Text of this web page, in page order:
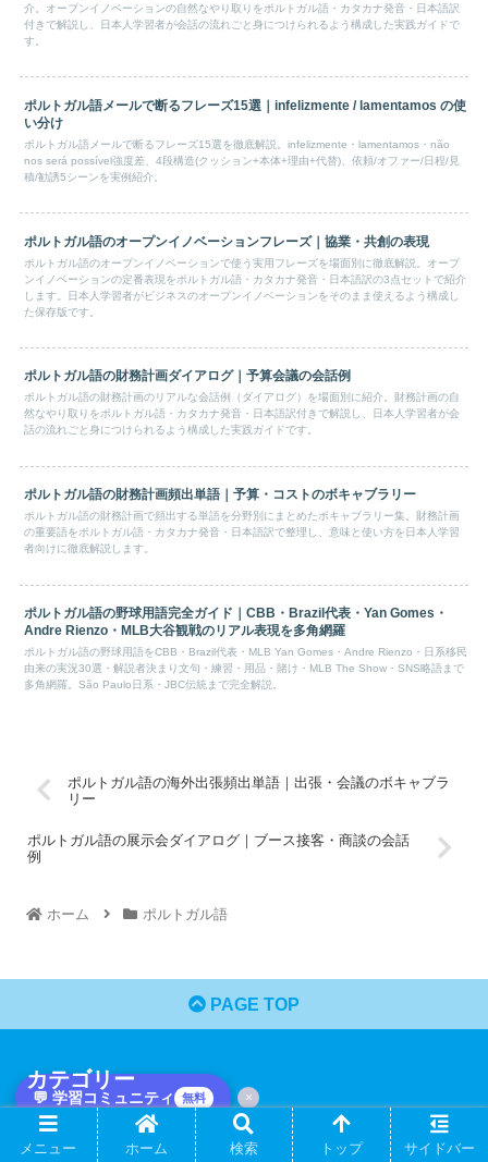
💬 学習コミュニティ 無料 ×
介。オープンイノベーションの自然なやり取りをポルトガル語・カタカナ発音・日本語訳
付きで解説し、日本人学習者が会話の流れごと身につけられるよう構成した実践ガイドで
す。
ポルトガル語メールで断るフレーズ15選｜infelizmente / lamentamos の使
い分け
ポルトガル語メールで断るフレーズ15選を徹底解説。infelizmente・lamentamos・não
nos será possível強度差、4段構造(クッション+本体+理由+代替)、依頼/オファー/日程/見
積/勧誘5シーンを実例紹介。
ポルトガル語のオープンイノベーションフレーズ｜協業・共創の表現
ポルトガル語のオープンイノベーションで使う実用フレーズを場面別に徹底解説。オープ
ンイノベーションの定番表現をポルトガル語・カタカナ発音・日本語訳の3点セットで紹介
します。日本人学習者がビジネスのオープンイノベーションをそのまま使えるよう構成し
た保存版です。
ポルトガル語の財務計画ダイアログ｜予算会議の会話例
ポルトガル語の財務計画のリアルな会話例（ダイアログ）を場面別に紹介。財務計画の自
然なやり取りをポルトガル語・カタカナ発音・日本語訳付きで解説し、日本人学習者が会
話の流れごと身につけられるよう構成した実践ガイドです。
ポルトガル語の財務計画頻出単語｜予算・コストのボキャブラリー
ポルトガル語の財務計画で頻出する単語を分野別にまとめたボキャブラリー集。財務計画
の重要語をポルトガル語・カタカナ発音・日本語訳で整理し、意味と使い方を日本人学習
者向けに徹底解説します。
ポルトガル語の野球用語完全ガイド｜CBB・Brazil代表・Yan Gomes・
Andre Rienzo・MLB大谷観戦のリアル表現を多角網羅
ポルトガル語の野球用語をCBB・Brazil代表・MLB Yan Gomes・Andre Rienzo・日系移民
由来の実況30選・解説者決まり文句・練習・用品・賭け・MLB The Show・SNS略語まで
多角網羅。São Paulo日系・JBC伝統まで完全解説。
ポルトガル語の海外出張頻出単語｜出張・会議のボキャブラ
リー
ポルトガル語の展示会ダイアログ｜ブース接客・商談の会話
例
ホーム ポルトガル語
PAGE TOP
カテゴリー
解説・レビュー
メニュー ホーム 検索 トップ サイドバー